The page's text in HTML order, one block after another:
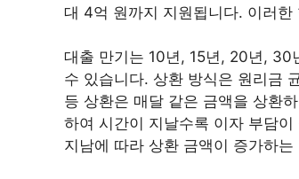
대 4억 원까지 지원됩니다. 이러
대출 만기는 10년, 15년, 20년, 30
수 있습니다. 상환 방식은 원리금
등 상환은 매달 같은 금액을 상환
하여 시간이 지날수록 이자 부담
지남에 따라 상환 금액이 증가하는